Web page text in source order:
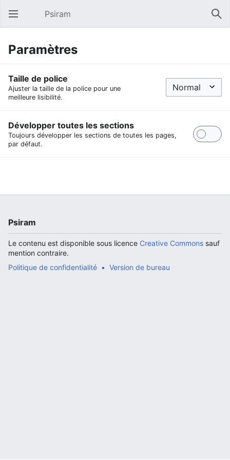
Ouvrir le menu principal Psiram
Paramètres
Taille de police
Ajuster la taille de la police pour une
meilleure lisibilité.
Développer toutes les sections
Toujours développer les sections de toutes les pages,
par défaut.
Psiram
Le contenu est disponible sous licence Creative Commons sauf
mention contraire.
Politique de confidentialité
Version de bureau